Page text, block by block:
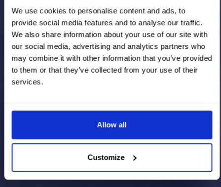
We use cookies to personalise content and ads, to
provide social media features and to analyse our traffic.
We also share information about your use of our site with
our social media, advertising and analytics partners who
may combine it with other information that you’ve provided
to them or that they’ve collected from your use of their
services.
Allow all
Customize